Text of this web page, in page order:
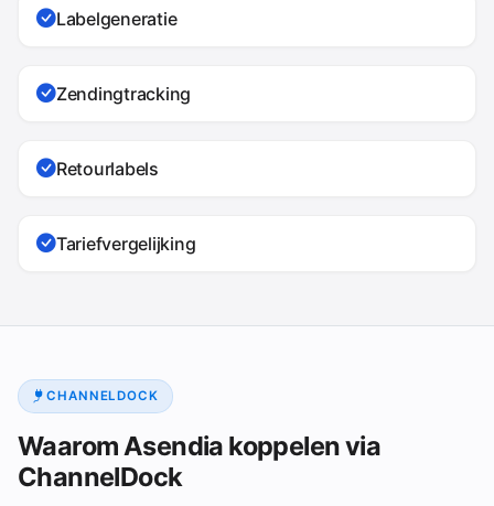
Labelgeneratie
Zendingtracking
Retourlabels
Tariefvergelijking
CHANNELDOCK
Waarom Asendia koppelen via
ChannelDock